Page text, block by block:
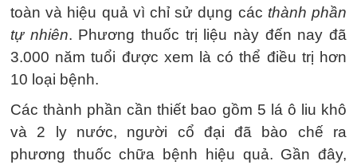
toàn và hiệu quả vì chỉ sử dụng các thành phần
tự nhiên. Phương thuốc trị liệu này đến nay đã
3.000 năm tuổi được xem là có thể điều trị hơn
10 loại bệnh.
Các thành phần cần thiết bao gồm 5 lá ô liu khô
và 2 ly nước, người cổ đại đã bào chế ra
phương thuốc chữa bệnh hiệu quả. Gần đây,